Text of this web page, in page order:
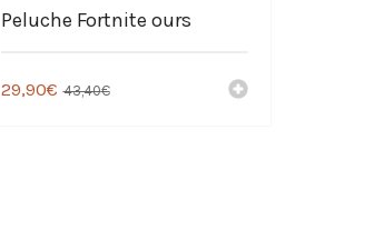
Peluche Fortnite ours
43,40€
29,90€